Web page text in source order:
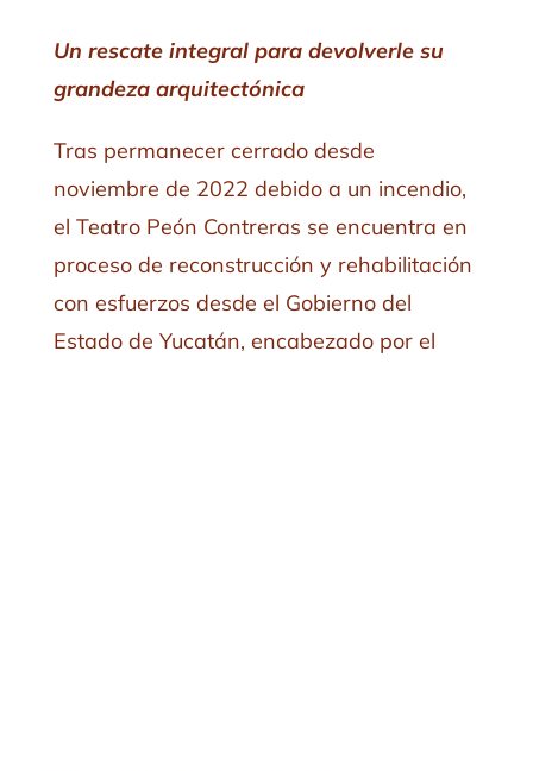
Un rescate integral para devolverle su
grandeza arquitectónica
Tras permanecer cerrado desde
noviembre de 2022 debido a un incendio,
el Teatro Peón Contreras se encuentra en
proceso de reconstrucción y rehabilitación
con esfuerzos desde el Gobierno del
Estado de Yucatán, encabezado por el